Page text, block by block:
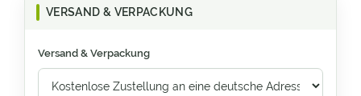
VERSAND & VERPACKUNG
Versand & Verpackung